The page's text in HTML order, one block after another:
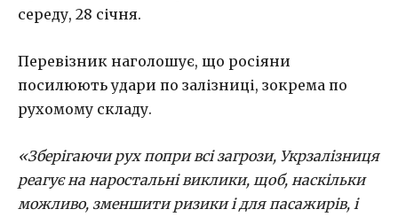
середу, 28 січня.
Перевізник наголошує, що росіяни
посилюють удари по залізниці, зокрема по
рухомому складу.
«Зберігаючи рух попри всі загрози, Укрзалізниця
реагує на наростальні виклики, щоб, наскільки
можливо, зменшити ризики і для пасажирів, і